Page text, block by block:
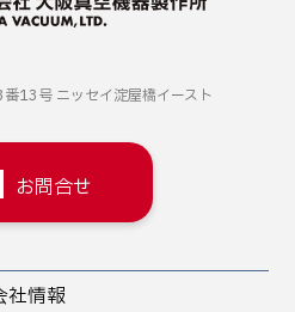
番13号 ニッセイ淀屋橋イースト
お問合せ
社情報